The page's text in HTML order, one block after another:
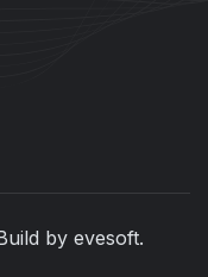
by evesoft.